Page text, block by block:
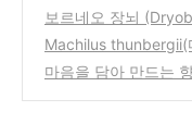
ser와 Thurible의 사
보르네오 장뇌
"인센스 재료로 들여
Machilus thunbergii(
센스 재료로 들여다
마음을 담아 만드는